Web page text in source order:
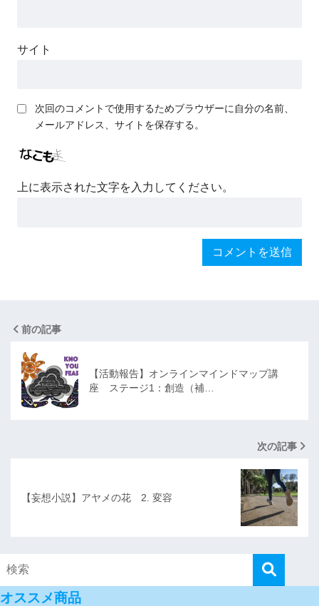
サイト
次回のコメントで使用するためブラウザーに自分の名前、
メールアドレス、サイトを保存する。
上に表示された文字を入力してください。
前の記事
【活動報告】オンラインマインドマップ講
座 ステージ1：創造（補…
次の記事
【妄想小説】アヤメの花 2. 変容
オススメ商品